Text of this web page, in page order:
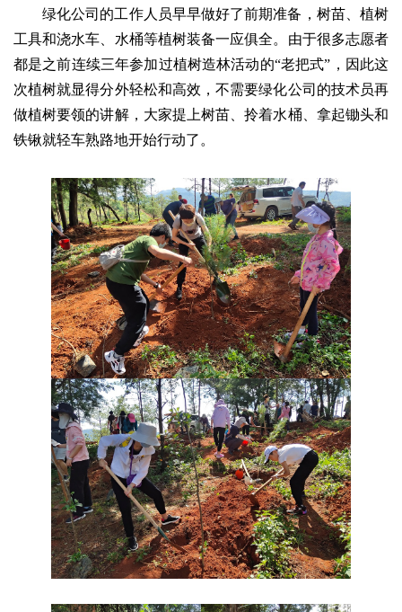
绿化公司的工作人员早早做好了前期准备，树苗、植树
工具和浇水车、水桶等植树装备一应俱全。由于很多志愿者
都是之前连续三年参加过植树造林活动的“老把式”，因此这
次植树就显得分外轻松和高效，不需要绿化公司的技术员再
做植树要领的讲解，大家提上树苗、拎着水桶、拿起锄头和
铁锹就轻车熟路地开始行动了。